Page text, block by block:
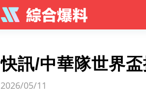
快訊/中華隊世界盃
2026/05/11